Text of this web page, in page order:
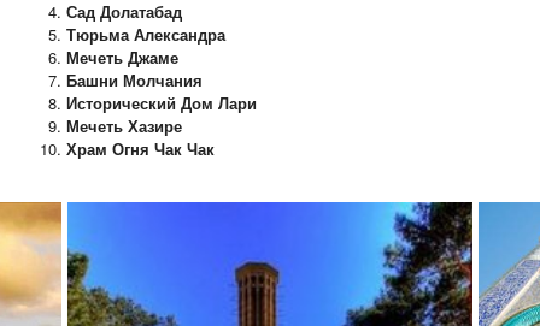
Сад Долатабад
Тюрьма Александра
Мечеть Джаме
Башни Молчания
Исторический Дом Лари
Мечеть Хазире
Храм Огня Чак Чак